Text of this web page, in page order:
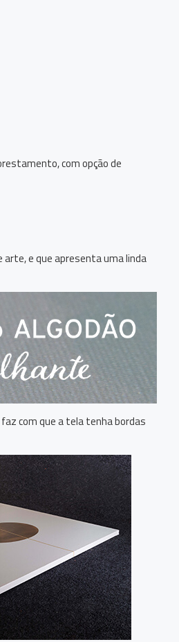
com opção de
e que apresenta uma linda
com que a tela tenha bordas